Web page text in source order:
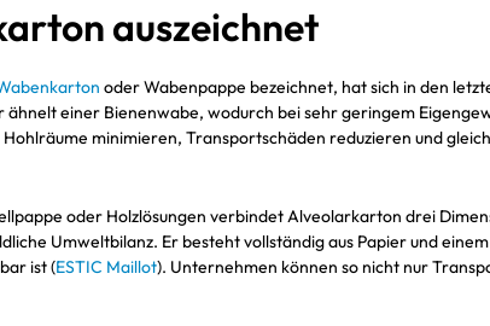
auszeichnet
oder Wabenpappe bezeichnet, hat sich in den
einer Bienenwabe, wodurch bei sehr geringem
minimieren, Transportschäden reduzieren und
oder Holzlösungen verbindet Alveolarkarton drei
Umweltbilanz. Er besteht vollständig aus Papier und
ist (ESTIC Maillot). Unternehmen können so nicht nur